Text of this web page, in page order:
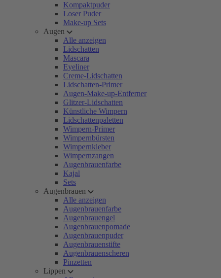
Kompaktpuder
Loser Puder
Make-up Sets
Augen
Alle anzeigen
Lidschatten
Mascara
Eyeliner
Creme-Lidschatten
Lidschatten-Primer
Augen-Make-up-Entferner
Glitzer-Lidschatten
Künstliche Wimpern
Lidschattenpaletten
Wimpern-Primer
Wimpernbürsten
Wimpernkleber
Wimpernzangen
Augenbrauenfarbe
Kajal
Sets
Augenbrauen
Alle anzeigen
Augenbrauenfarbe
Augenbrauengel
Augenbrauenpomade
Augenbrauenpuder
Augenbrauenstifte
Augenbrauenscheren
Pinzetten
Lippen